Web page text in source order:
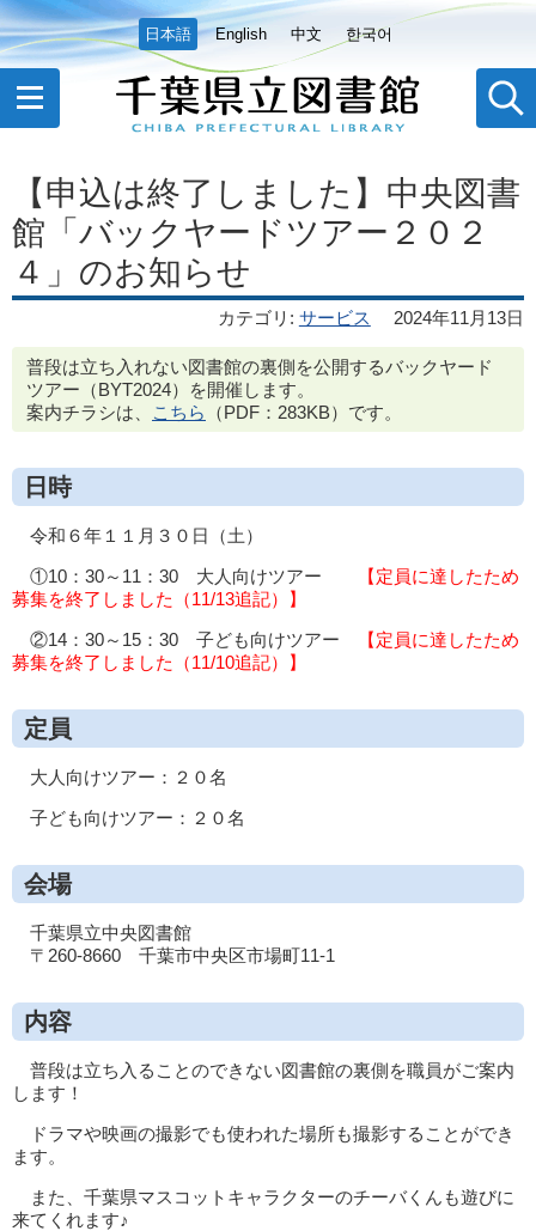
日本語 English 中文 한국어
【申込は終了しました】中央図書
館「バックヤードツアー２０２
４」のお知らせ
カテゴリ : サービス 2024年11月13日
普段は立ち入れない図書館の裏側を公開するバックヤード
ツアー（BYT2024）を開催します。
案内チラシは、
こちら （PDF：283KB）です。
日時
令和６年１１月３０日（土）
①10：30～11：30 大人向けツアー
【定員に達したため
募集を終了しました（11/13追記）】
②14：30～15：30 子ども向けツアー
【定員に達したため
募集を終了しました（11/10追記）】
定員
大人向けツアー：２０名
子ども向けツアー：２０名
会場
千葉県立中央図書館
〒260-8660 千葉市中央区市場町11-1
内容
普段は立ち入ることのできない図書館の裏側を職員がご案内
します！
ドラマや映画の撮影でも使われた場所も撮影することができ
ます。
また、千葉県マスコットキャラクターのチーバくんも遊びに
来てくれます♪